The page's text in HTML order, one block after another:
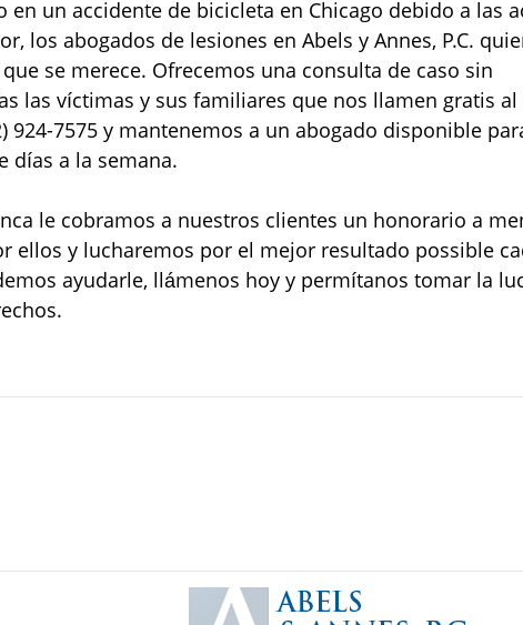
en un accidente de bicicleta en Chicago debido a las
los abogados de lesiones en Abels y Annes, P.C.
se merece. Ofrecemos una consulta de caso sin
las víctimas y sus familiares que nos llamen gratis al
924-7575 y mantenemos a un abogado disponible
días a la semana.
le cobramos a nuestros clientes un honorario a
ellos y lucharemos por el mejor resultado possible
ayudarle, llámenos hoy y permítanos tomar la
Information